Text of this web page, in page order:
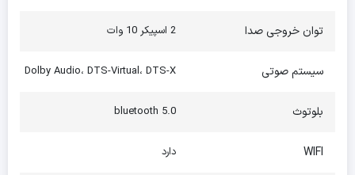
توان خروجی صدا 2 اسپیکر 10 وات
سیستم صوتی Dolby Audio، DTS-Virtual، DTS-X
بلوتوث bluetooth 5.0
WIFI دارد